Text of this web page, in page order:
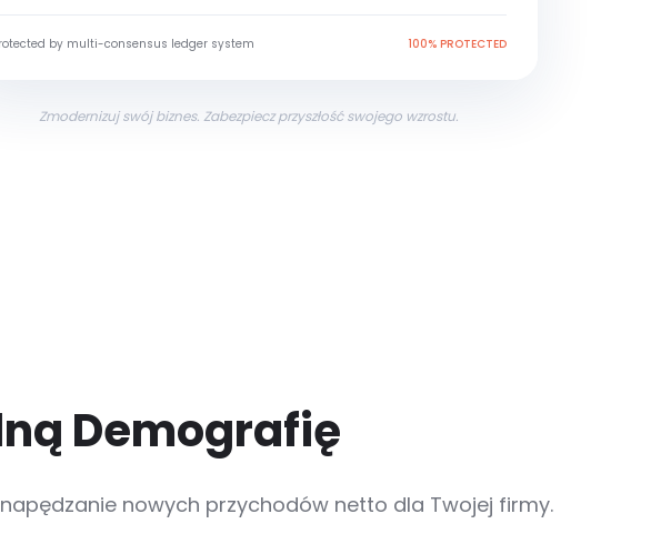
by multi-consensus ledger system 100% PROTECTED
Zmodernizuj swój biznes. Zabezpiecz przyszłość swojego wzrostu.
Demografię
nowych przychodów netto dla Twojej firmy.